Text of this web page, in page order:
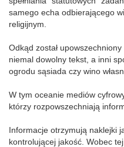
samego echa odbierającego
religijnym.
Odkąd został
niemal dowolny tekst, a inni
ogrodu sąsiada czy wino
W tym oceanie mediów
którzy rozpowszechniają
Informacje otrzymują naklejki
kontrolującej jakość. Wobec